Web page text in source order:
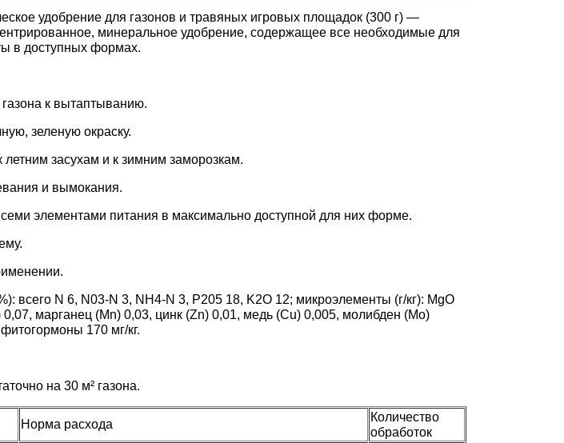
удобрение для газонов и травяных игровых площадок (300 г) —
минеральное удобрение, содержащее все необходимые для
в доступных формах.
к вытаптыванию.
зеленую окраску.
засухам и к зимним заморозкам.
и вымокания.
элементами питания в максимально доступной для них форме.
всего N 6, N03-N 3, NH4-N 3, P205 18, K2O 12; микроэлементы (г/кг): MgO
марганец (Mn) 0,03, цинк (Zn) 0,01, медь (Cu) 0,005, молибден (Mo)
170 мг/кг.
на 30 м² газона.
Норма расхода
Количество
обработок